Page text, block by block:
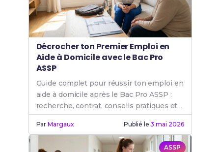
Décrocher ton Premier Emploi en
Aide à Domicile avec le Bac Pro
ASSP
Guide complet pour réussir ton emploi en
aide à domicile après le Bac Pro ASSP :
recherche, contrat, conseils pratiques et
débouchés.
ParMargaux Publié le3 mai 2026
ASSP